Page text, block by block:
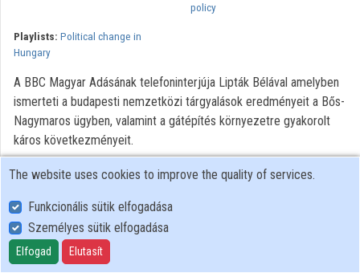
policy
Playlists: Political change in
Hungary
A BBC Magyar Adásának telefoninterjúja Lipták Bélával amelyben
ismerteti a budapesti nemzetközi tárgyalások eredményeit a Bős-
Nagymaros ügyben, valamint a gátépítés környezetre gyakorolt
káros következményeit.
Further use of archive BBC Hungarian language recordings
intention of use, please turn to National Széchényi Library
Collection of Historical Interviews.
The website uses cookies to improve the quality of services.
Funkcionális sütik elfogadása
Személyes sütik elfogadása
Elfogad Elutasít